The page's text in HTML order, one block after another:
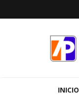
INICIO